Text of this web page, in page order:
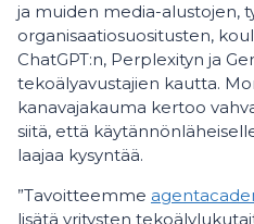
ja muiden media-alustojen,
organisaatiosuositusten,
ChatGPT:n, Perplexityn ja
tekoälyavustajien kautta.
kanavajakauma kertoo
siitä, että
laajaa kysyntää.
”Tavoitteemme
lisätä yritysten